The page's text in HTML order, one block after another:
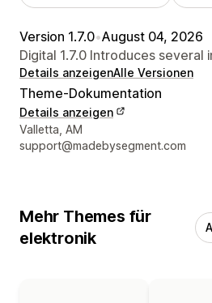
Version 1.7.0•August 04, 2026
Digital 1.7.0 Introduces several
Details anzeigenAlle Versionen
Theme-Dokumentation
Details anzeigen
Designer-Kontaktdaten
Valletta, AM
support@madebysegment.com
Mehr Themes für
elektronik